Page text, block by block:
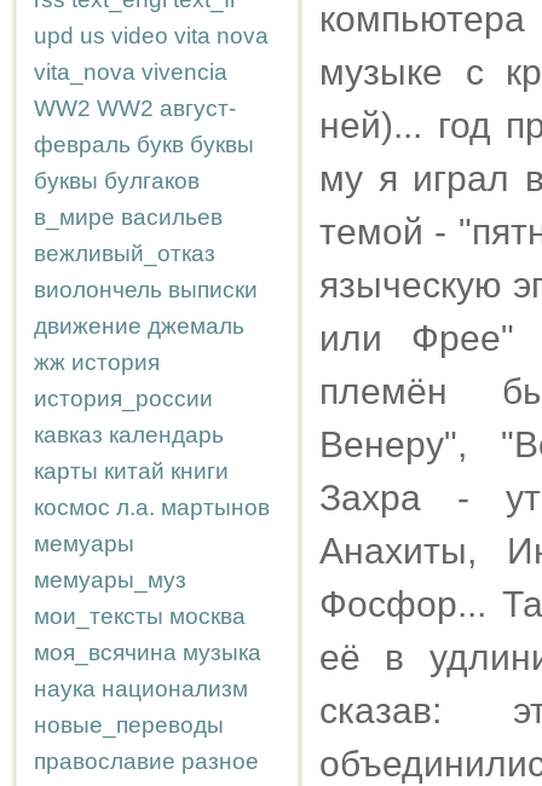
upd us video vita nova
vita_nova vivencia
WW2 WW2 август-
февраль букв буквы
буквы булгаков
в_мире васильев
вежливый_отказ
виолончель выписки
движение джемаль
жж история
история_россии
кавказ календарь
карты китай книги
космос л.а. мартынов
мемуары
мемуары_муз
мои_тексты москва
моя_всячина музыка
наука национализм
новые_переводы
православие разное
музыке с
ней)... год
му я играл
темой -
языческую
или Фрее"
племён
Венеру",
Захра -
Анахиты,
Фосфор...
её в
сказав: